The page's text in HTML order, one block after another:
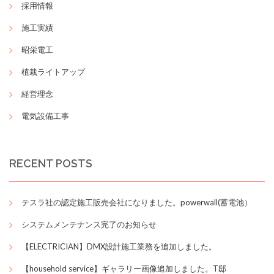
採用情報
施工実績
昭栄電工
植栽ライトアップ
経営理念
電気設備工事
RECENT POSTS
テスラ社の認定施工販売会社になりました。powerwall(蓄電池）
システムメンテナンス完了のお知らせ
【ELECTRICIAN】DMX設計施工業務を追加しました。
【household service】ギャラリー画像追加しました。T邸